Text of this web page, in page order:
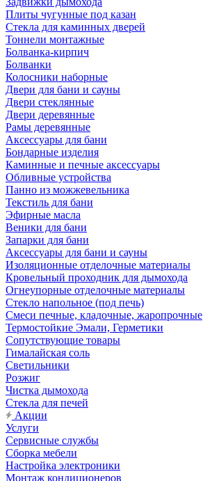
Плиты чугунные под казан
Стекла для каминных дверей
Тоннели монтажные
Болванка-кирпич
Болванки
Колосники наборные
Двери для бани и сауны
Двери стеклянные
Двери деревянные
Рамы деревянные
Аксессуары для бани
Бондарные изделия
Каминные и печные аксессуары
Обливные устройства
Панно из можжевельника
Текстиль для бани
Эфирные масла
Веники для бани
Запарки для бани
Аксессуары для бани и сауны
Изоляционные отделочные материалы
Кровельный проходник для дымохода
Огнеупорные отделочные материалы
Стекло напольное (под печь)
Смеси печные, кладочные, жаропрочные
Термостойкие Эмали, Герметики
Сопутствующие товары
Гималайская соль
Светильники
Розжиг
Чистка дымохода
Стекла для печей
Акции
Услуги
Сервисные службы
Сборка мебели
Настройка электроники
Монтаж кондиционеров